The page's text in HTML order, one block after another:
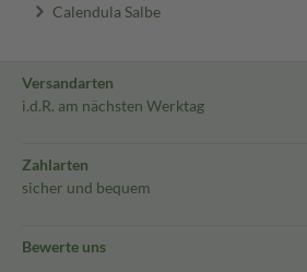
Calendula Salbe
Versandarten
i.d.R. am nächsten Werktag
Zahlarten
sicher und bequem
Bewerte uns